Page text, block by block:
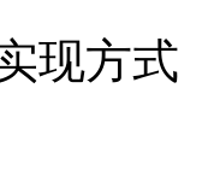
现方式